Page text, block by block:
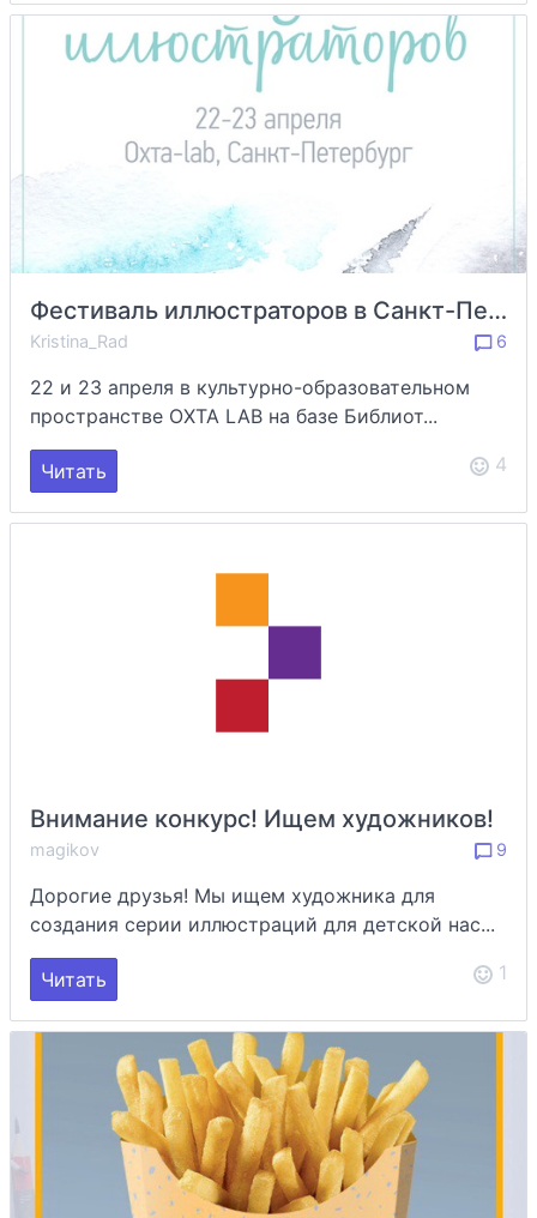
Фестиваль иллюстраторов в Санкт-Петербурге с конкурсами от трех издательств
Kristina_Rad 6
22 и 23 апреля в культурно-образовательном
пространстве ОХТА LAB на базе Библиот...
Читать 4
Внимание конкурс! Ищем художников!
magikov 9
Дорогие друзья! Мы ищем художника для
создания серии иллюстраций для детской нас...
Читать 1